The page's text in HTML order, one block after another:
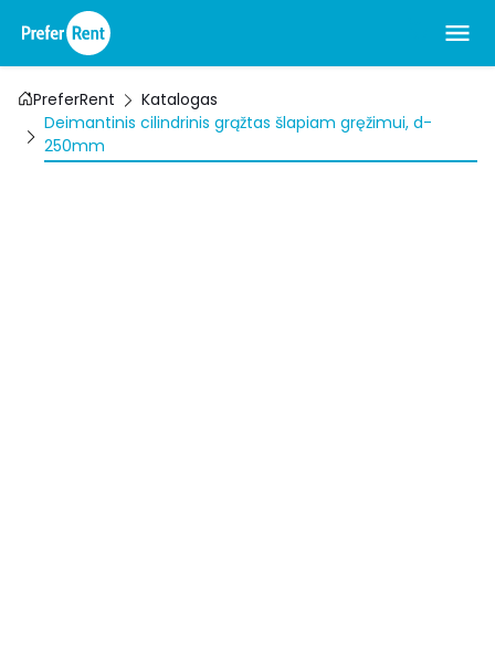
PreferRent
Katalogas
Deimantinis cilindrinis grąžtas šlapiam gręžimui, d-
250mm